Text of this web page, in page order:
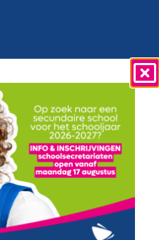
Onze Campussen
athena Pottelberg
athena Drie Hofsteden
athena Heule